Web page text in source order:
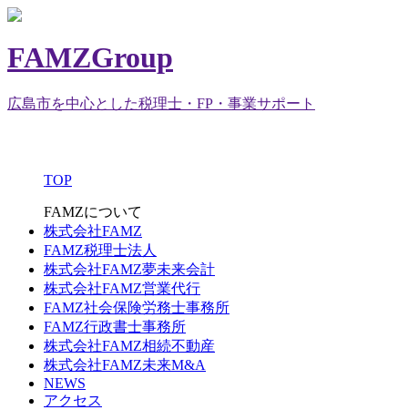
FAMZGroup
広島市を中心とした税理士・FP・事業サポート
TOP
FAMZについて
株式会社FAMZ
FAMZ税理士法人
株式会社FAMZ夢未来会計
株式会社FAMZ営業代行
FAMZ社会保険労務士事務所
FAMZ行政書士事務所
株式会社FAMZ相続不動産
株式会社FAMZ未来M&A
NEWS
アクセス